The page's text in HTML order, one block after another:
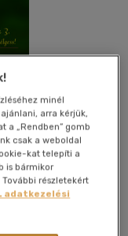
minél
arra kérjük,
a „Rendben” gomb
csak a weboldal
kat telepíti a
is bármikor
részletekért
adatkezelési